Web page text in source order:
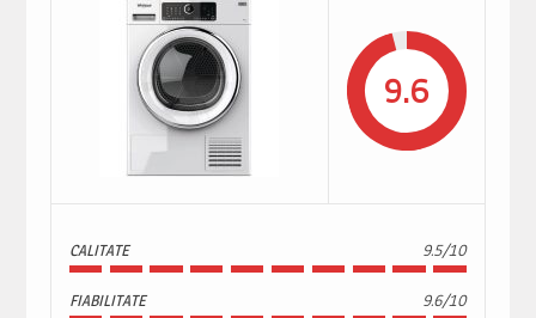
9.6
CALITATE 9.5/10
FIABILITATE 9.6/10